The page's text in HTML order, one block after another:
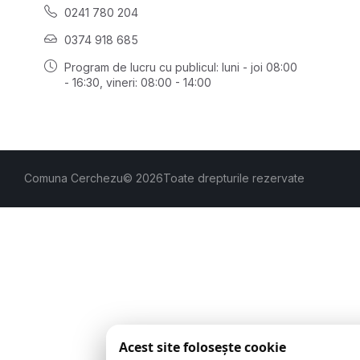
0241 780 204
0374 918 685
Program de lucru cu publicul: luni - joi 08:00
- 16:30 , vineri: 08:00 - 14:00
Comuna Cerchezu© 2026Toate drepturile rezervate
Acest site folosește cookie